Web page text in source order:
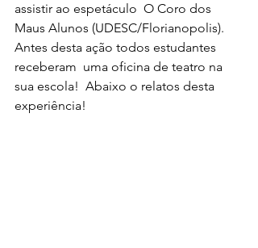
assistir ao espetáculo  O Coro dos
Maus Alunos (UDESC/Florianopolis).
Antes desta ação todos estudantes
receberam  uma oficina de teatro na
sua escola!  Abaixo o relatos desta
experiência!